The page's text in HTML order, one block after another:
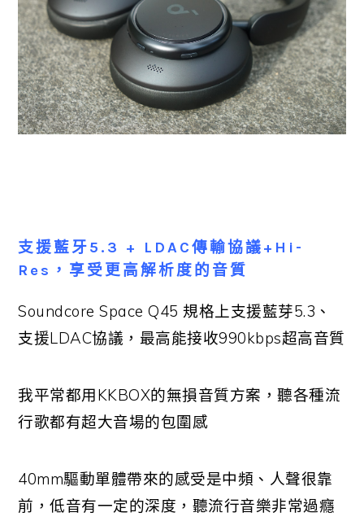
支援藍牙5.3 + LDAC傳輸協議+Hi-
Res，享受更高解析度的音質
Soundcore Space Q45 規格上支援藍芽5.3、
支援LDAC協議，最高能接收990kbps超高音質
我平常都用KKBOX的無損音質方案，聽各種流
行歌都有超大音場的包圍感
40mm驅動單體帶來的感受是中頻、人聲很靠
前，低音有一定的深度，聽流行音樂非常過癮